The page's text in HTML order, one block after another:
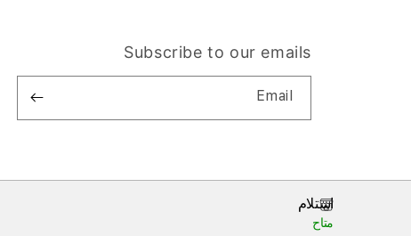
استلام
متاح
Subscribe to our emails
Email